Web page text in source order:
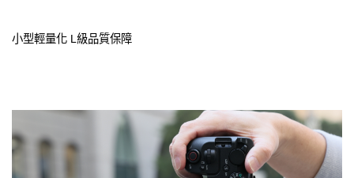
小型輕量化 L級品質保障